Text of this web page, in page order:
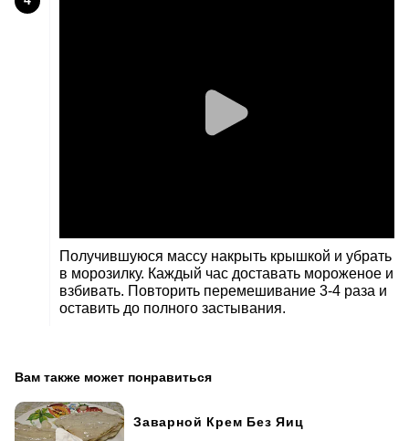
Получившуюся массу накрыть крышкой и убрать
в морозилку. Каждый час доставать мороженое и
взбивать. Повторить перемешивание 3-4 раза и
оставить до полного застывания.
Вам также может понравиться
Заварной Крем Без Яиц